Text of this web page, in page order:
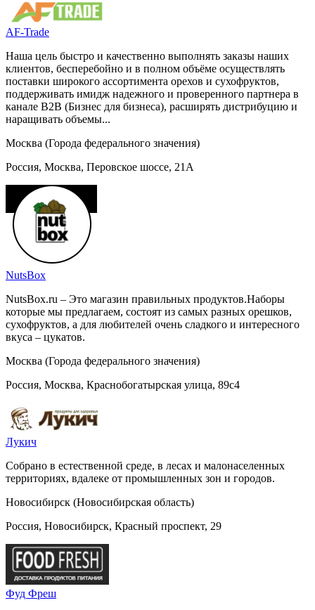
AF-Trade
Наша цель быстро и качественно выполнять заказы наших
клиентов, бесперебойно и в полном объёме осуществлять
поставки широкого ассортимента орехов и сухофруктов,
поддерживать имидж надежного и проверенного партнера в
канале B2B (Бизнес для бизнеса), расширять дистрибуцию и
наращивать объемы...
Москва (Города федерального значения)
Россия, Москва, Перовское шоссе, 21А
NutsBox
NutsBox.ru – Это магазин правильных продуктов.Наборы
которые мы предлагаем, состоят из самых разных орешков,
сухофруктов, а для любителей очень сладкого и интересного
вкуса – цукатов.
Москва (Города федерального значения)
Россия, Москва, Краснобогатырская улица, 89с4
Лукич
Собрано в естественной среде, в лесах и малонаселенных
территориях, вдалеке от промышленных зон и городов.
Новосибирск (Новосибирская область)
Россия, Новосибирск, Красный проспект, 29
Фуд Фреш